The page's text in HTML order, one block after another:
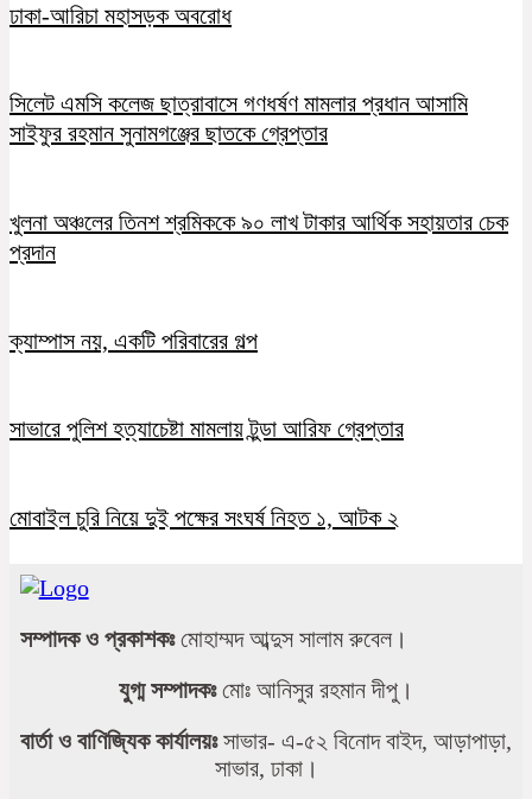
ঢাকা-আরিচা মহাসড়ক অবরোধ
সিলেট এমসি কলেজ ছাত্রাবাসে গণধর্ষণ মামলার প্রধান আসামি
সাইফুর রহমান সুনামগঞ্জের ছাতকে গ্রেপ্তার
খুলনা অঞ্চলের তিনশ শ্রমিককে ৯০ লাখ টাকার আর্থিক সহায়তার চেক
প্রদান
ক্যাম্পাস নয়, একটি পরিবারের গল্প
সাভারে পুলিশ হত্যাচেষ্টা মামলায় টুন্ডা আরিফ গ্রেপ্তার
মোবাইল চুরি নিয়ে দুই পক্ষের সংঘর্ষ নিহত ১, আটক ২
সম্পাদক ও প্রকাশকঃমোহাম্মদ আব্দুস সালাম রুবেল।
যুগ্ম সম্পাদকঃমোঃ আনিসুর রহমান দীপু।
বার্তা ও বাণিজ্যিক কার্যালয়ঃসাভার- এ-৫২ বিনোদ বাইদ, আড়াপাড়া,
সাভার, ঢাকা।